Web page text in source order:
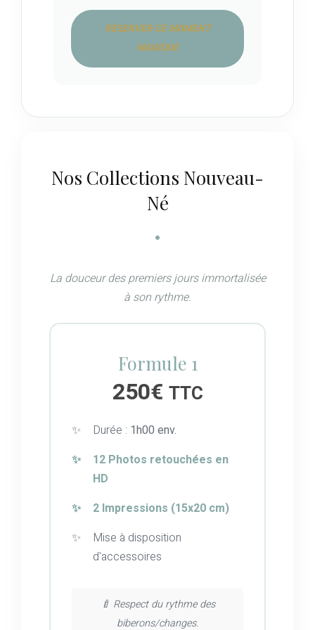
RÉSERVER CE MOMENT
MAGIQUE
Nos Collections Nouveau-
Né
La douceur des premiers jours immortalisée
à son rythme.
Formule 1
250€ TTC
Durée : 1h00 env.
12 Photos retouchées en
HD
2 Impressions (15x20 cm)
Mise à disposition
d'accessoires
🍼 Respect du rythme des
biberons/changes.